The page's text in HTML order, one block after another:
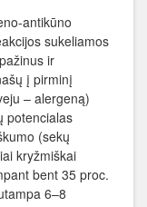
antikūno
sukeliamos
ir
į pirminį
– alergeną)
potencialas
(sekų
kryžmiškai
bent 35 proc.
6–8